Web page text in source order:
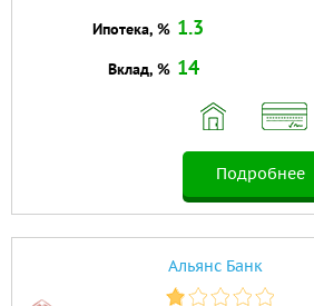
Подробнее
Ипотека, % 1.3
Вклад, % 14
Альянс Банк